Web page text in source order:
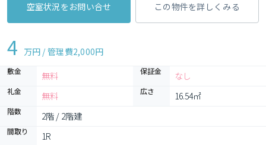
空室状況をお問い合せ この物件を詳しくみる
4 万円 / 管理費2,000円
敷金 無料 保証金 なし
礼金 無料 広さ 16.54㎡
階数 2階 / 2階建
間取り 1R